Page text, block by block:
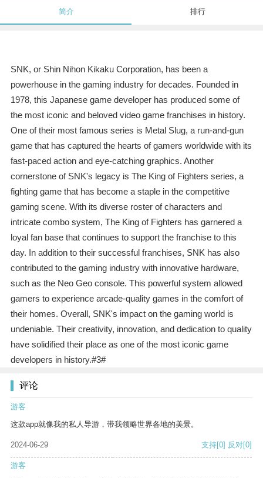
简介 排行
SNK, or Shin Nihon Kikaku Corporation, has been a
powerhouse in the gaming industry for decades. Founded in
1978, this Japanese game developer has produced some of
the most iconic and beloved video game franchises in history.
One of their most famous series is Metal Slug, a run-and-gun
game that has captured the hearts of gamers worldwide with its
fast-paced action and eye-catching graphics. Another
cornerstone of SNK's legacy is The King of Fighters series, a
fighting game that has become a staple in the competitive
gaming scene. With its diverse roster of characters and
intricate combo system, The King of Fighters has garnered a
loyal fan base that continues to support the franchise to this
day. In addition to their successful franchises, SNK has also
contributed to the gaming industry with innovative hardware,
such as the Neo Geo console. This powerful system allowed
gamers to experience arcade-quality games in the comfort of
their homes. Overall, SNK's impact on the gaming world is
undeniable. Their creativity, innovation, and dedication to quality
have solidified their place as one of the most iconic game
developers in history.#3#
评论
游客
这款app就像我的私人导游，带我领略世界各地的美景。
2024-06-29 支持[0] 反对[0]
游客